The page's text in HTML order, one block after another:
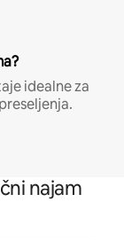
idealne za
najam